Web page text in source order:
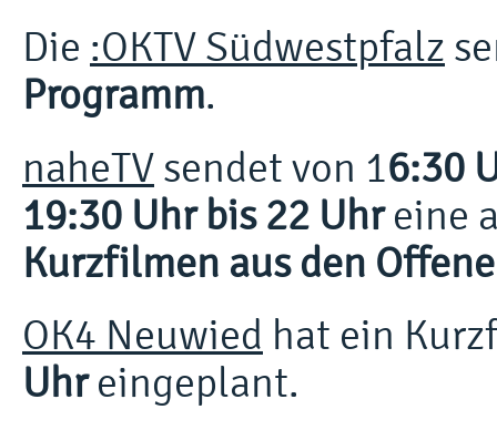
Die :OKTV Südwestpfalz
Programm.
naheTV sendet von 16:30
19:30 Uhr bis 22 Uhreine
Kurzfilmen aus den
OK4 Neuwied hat ein
Uhreingeplant.